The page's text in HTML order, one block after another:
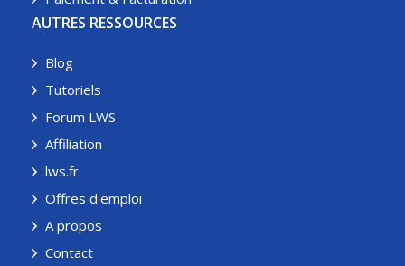
AUTRES RESSOURCES
Blog
Tutoriels
Forum LWS
Affiliation
lws.fr
Offres d'emploi
A propos
Contact